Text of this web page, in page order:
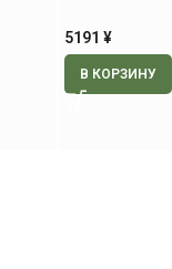
5191 ¥
В КОРЗИНУ